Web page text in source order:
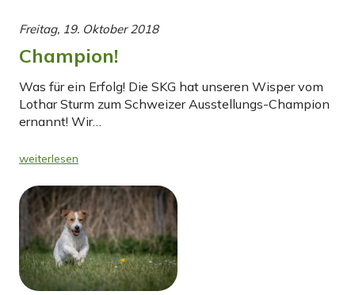
Freitag, 19. Oktober 2018
Champion!
Was für ein Erfolg! Die SKG hat unseren Wisper vom
Lothar Sturm zum Schweizer Ausstellungs-Champion
ernannt! Wir…
weiterlesen